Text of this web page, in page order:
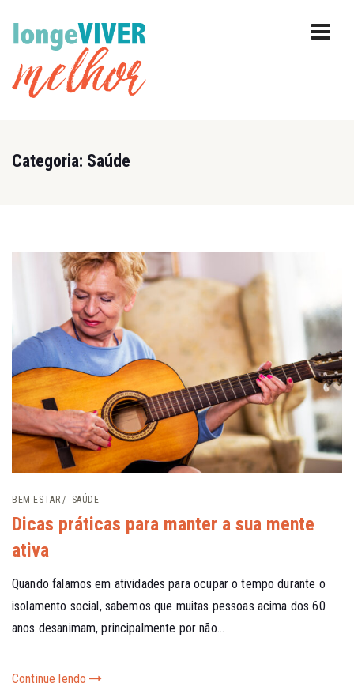
Categoria: Saúde
BEM ESTAR SAÚDE
Dicas práticas para manter a sua mente
ativa
Quando falamos em atividades para ocupar o tempo durante o
isolamento social, sabemos que muitas pessoas acima dos 60
anos desanimam, principalmente por não...
Continue lendo